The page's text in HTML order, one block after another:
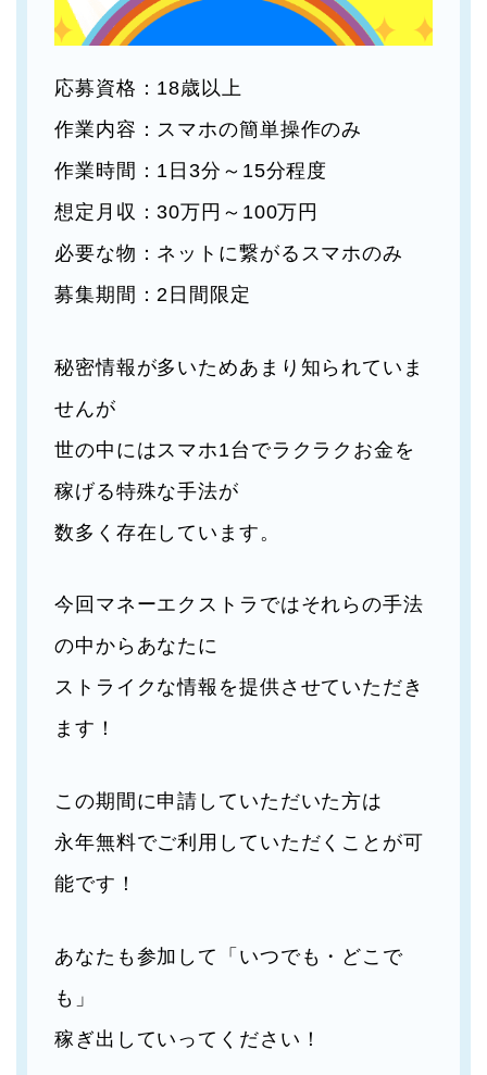
応募資格：18歳以上
作業内容：スマホの簡単操作のみ
作業時間：1日3分～15分程度
想定月収：30万円～100万円
必要な物：ネットに繋がるスマホのみ
募集期間：2日間限定
秘密情報が多いためあまり知られていま
せんが
世の中にはスマホ1台でラクラクお金を
稼げる特殊な手法が
数多く存在しています。
今回マネーエクストラではそれらの手法
の中からあなたに
ストライクな情報を提供させていただき
ます！
この期間に申請していただいた方は
永年無料でご利用していただくことが可
能です！
あなたも参加して「いつでも・どこで
も」
稼ぎ出していってください！